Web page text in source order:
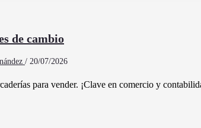
de cambio
/ 20/07/2026
para vender. ¡Clave en comercio y